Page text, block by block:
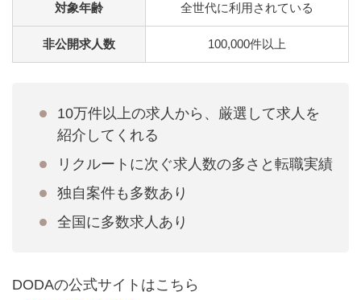
対象年齢 全世代に利用されている
非公開求人数 100,000件以上
10万件以上の求人から、厳選して求人を
紹介してくれる
リクルートに次ぐ求人数の多さと転職実績
独自案件も多数あり
全国に多数求人あり
DODAの公式サイトはこちら